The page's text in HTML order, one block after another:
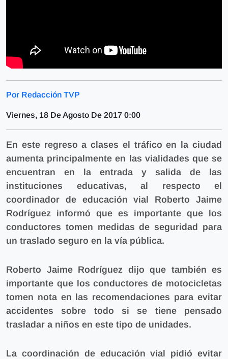
Por Redacción TVP
Viernes, 18 De Agosto De 2017 0:00
En este regreso a clases el tráfico en la ciudad
aumenta principalmente en las vialidades que se
encuentran en la entrada y salida de las
instituciones educativas, al respecto el
coordinador de educación vial Roberto Jaime
Rodríguez informó que es importante que los
conductores tomen medidas de seguridad para
un traslado seguro en la vía pública.
Roberto Jaime Rodríguez dijo que también es
importante que los conductores de motocicletas
tomen nota en las recomendaciones para evitar
accidentes sobre todo si se tiene pensado
trasladar a niños en este tipo de unidades.
La coordinación de educación vial pidió evitar